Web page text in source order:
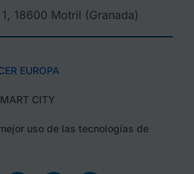
18600 Motril (Granada)​
EUROPA
CITY
uso de las tecnologías de